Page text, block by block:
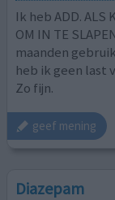
Ik heb ADD. ALS
OM IN TE
maanden
heb ik geen last
Zo fijn.
geef mening
Diazepam